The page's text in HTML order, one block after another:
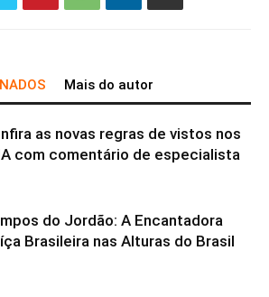
Mais do autor
as novas regras de vistos nos
com comentário de especialista
do Jordão: A Encantadora
Brasileira nas Alturas do Brasil